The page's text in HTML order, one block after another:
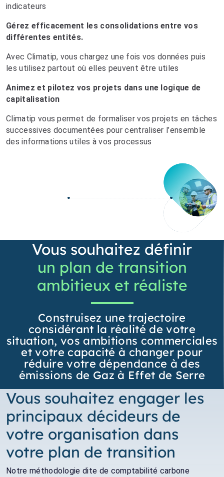
indicateurs
Gérez efficacement les consolidations entre vos
différentes entités.
Avec Climatip, vous chargez une fois vos données puis
les utilisez partout où elles peuvent être utiles
Animez et pilotez vos projets dans une logique de
capitalisation
Climatip vous permet de formaliser vos projets en tâches
successives documentées pour centraliser l’ensemble
des informations utiles à vos processus
Vous souhaitez définir
un plan de transition
ambitieux et réaliste
Construisez une trajectoire
considérant la réalité de votre
situation, vos ambitions commerciales
et votre capacité à changer pour
réduire votre dépendance à des
émissions de Gaz à Effet de Serre
Vous souhaitez engager les
principaux décideurs de
votre organisation dans
votre plan de transition
Notre méthodologie dite de comptabilité carbone